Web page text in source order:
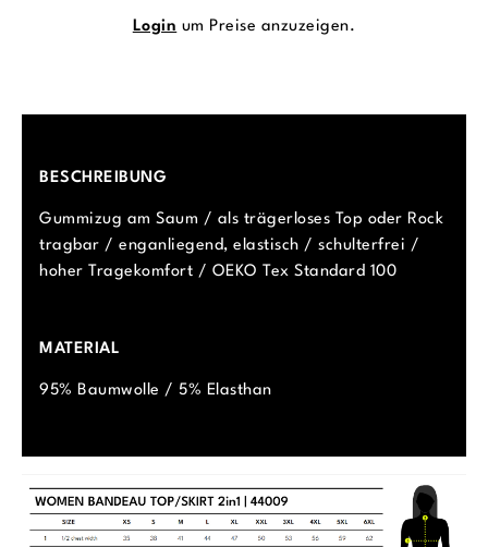
Login um Preise anzuzeigen.
BESCHREIBUNG
Gummizug am Saum / als trägerloses Top oder Rock
tragbar / enganliegend, elastisch / schulterfrei /
hoher Tragekomfort / OEKO Tex Standard 100
MATERIAL
95% Baumwolle / 5% Elasthan